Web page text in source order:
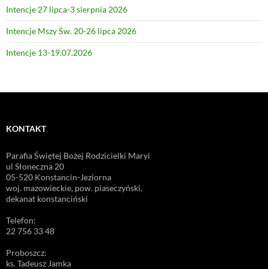
Intencje 27 lipca-3 sierpnia 2026
Intencje Mszy Św. 20-26 lipca 2026
Intencje 13-19.07.2026
KONTAKT
Parafia Świętej Bożej Rodzicielki Maryi
ul Słoneczna 20
05-520 Konstancin-Jeziorna
woj. mazowieckie, pow. piaseczyński,
dekanat konstanciński
Telefon:
22 756 33 48
Proboszcz:
ks. Tadeusz Jamka